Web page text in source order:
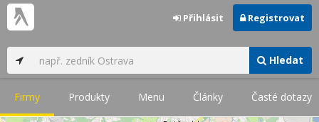
Hledat
Přihlásit Registrovat
Firmy Produkty Menu Články Časté dotazy